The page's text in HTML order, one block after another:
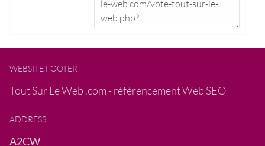
WEBSITE FOOTER
Tout Sur Le Web .com - référencement Web SEO
ADDRESS
A2CW